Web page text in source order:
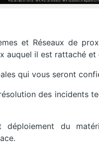
et Réseaux de
auquel il est rattaché
qui vous seront
des incidents
déploiement du